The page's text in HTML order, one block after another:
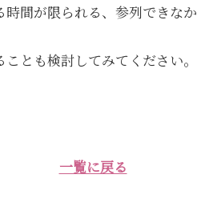
間が限られる、参列できな
とも検討してみてください。
一覧に戻る